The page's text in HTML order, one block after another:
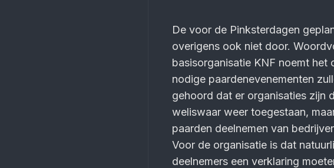
De voor de Pinksterdagen
overigens ook niet door.
basisorganisatie KNF noemt
nodige paardenevenementen
gehoord dat er organisaties zijn
weliswaar weer toegestaan,
paarden deelnemen van
Voor de organisatie is dat
deelnemers een verklaring